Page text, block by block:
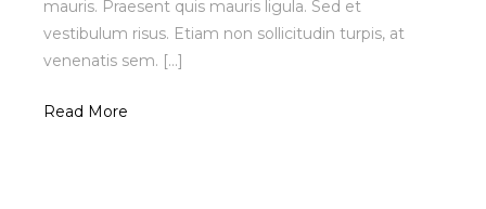
mauris. Praesent quis mauris ligula. Sed et
vestibulum risus. Etiam non sollicitudin turpis, at
venenatis sem. [...]
Read More
Estatísticas
Para que